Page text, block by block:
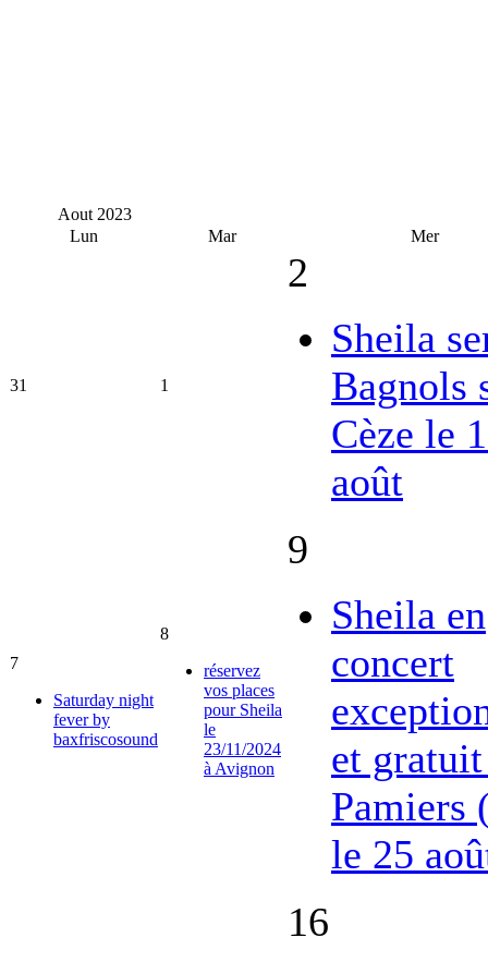
Aout 2023
Lun
Mar Mer
31 1
2
Sheila
Bagnols
Cèze le
août
7
Saturday night
fever by
baxfriscosound
8
réservez
vos places
pour Sheila
le
23/11/2024
à Avignon
9
Sheila en
concert
et
Pamiers
le 25
16